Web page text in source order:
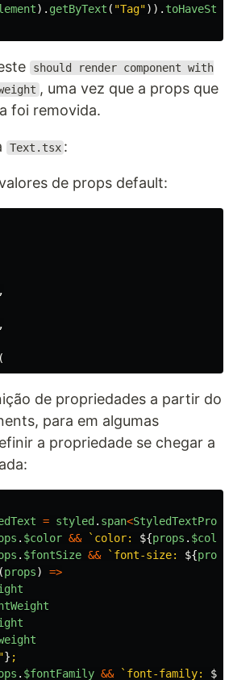
). getByText ( "Tag")).
should render component with
, uma vez que a props que
foi removida.
Text.tsx :
de props default:
,
,
(
de propriedades a partir do
para em algumas
a propriedade se chegar a
= styled . span<StyledTextProps
. $color && `color: ${props . $color
. $fontSize && `font-size: ${props
props)
=>
"} ;
. $fontFamily && `font-family: ${